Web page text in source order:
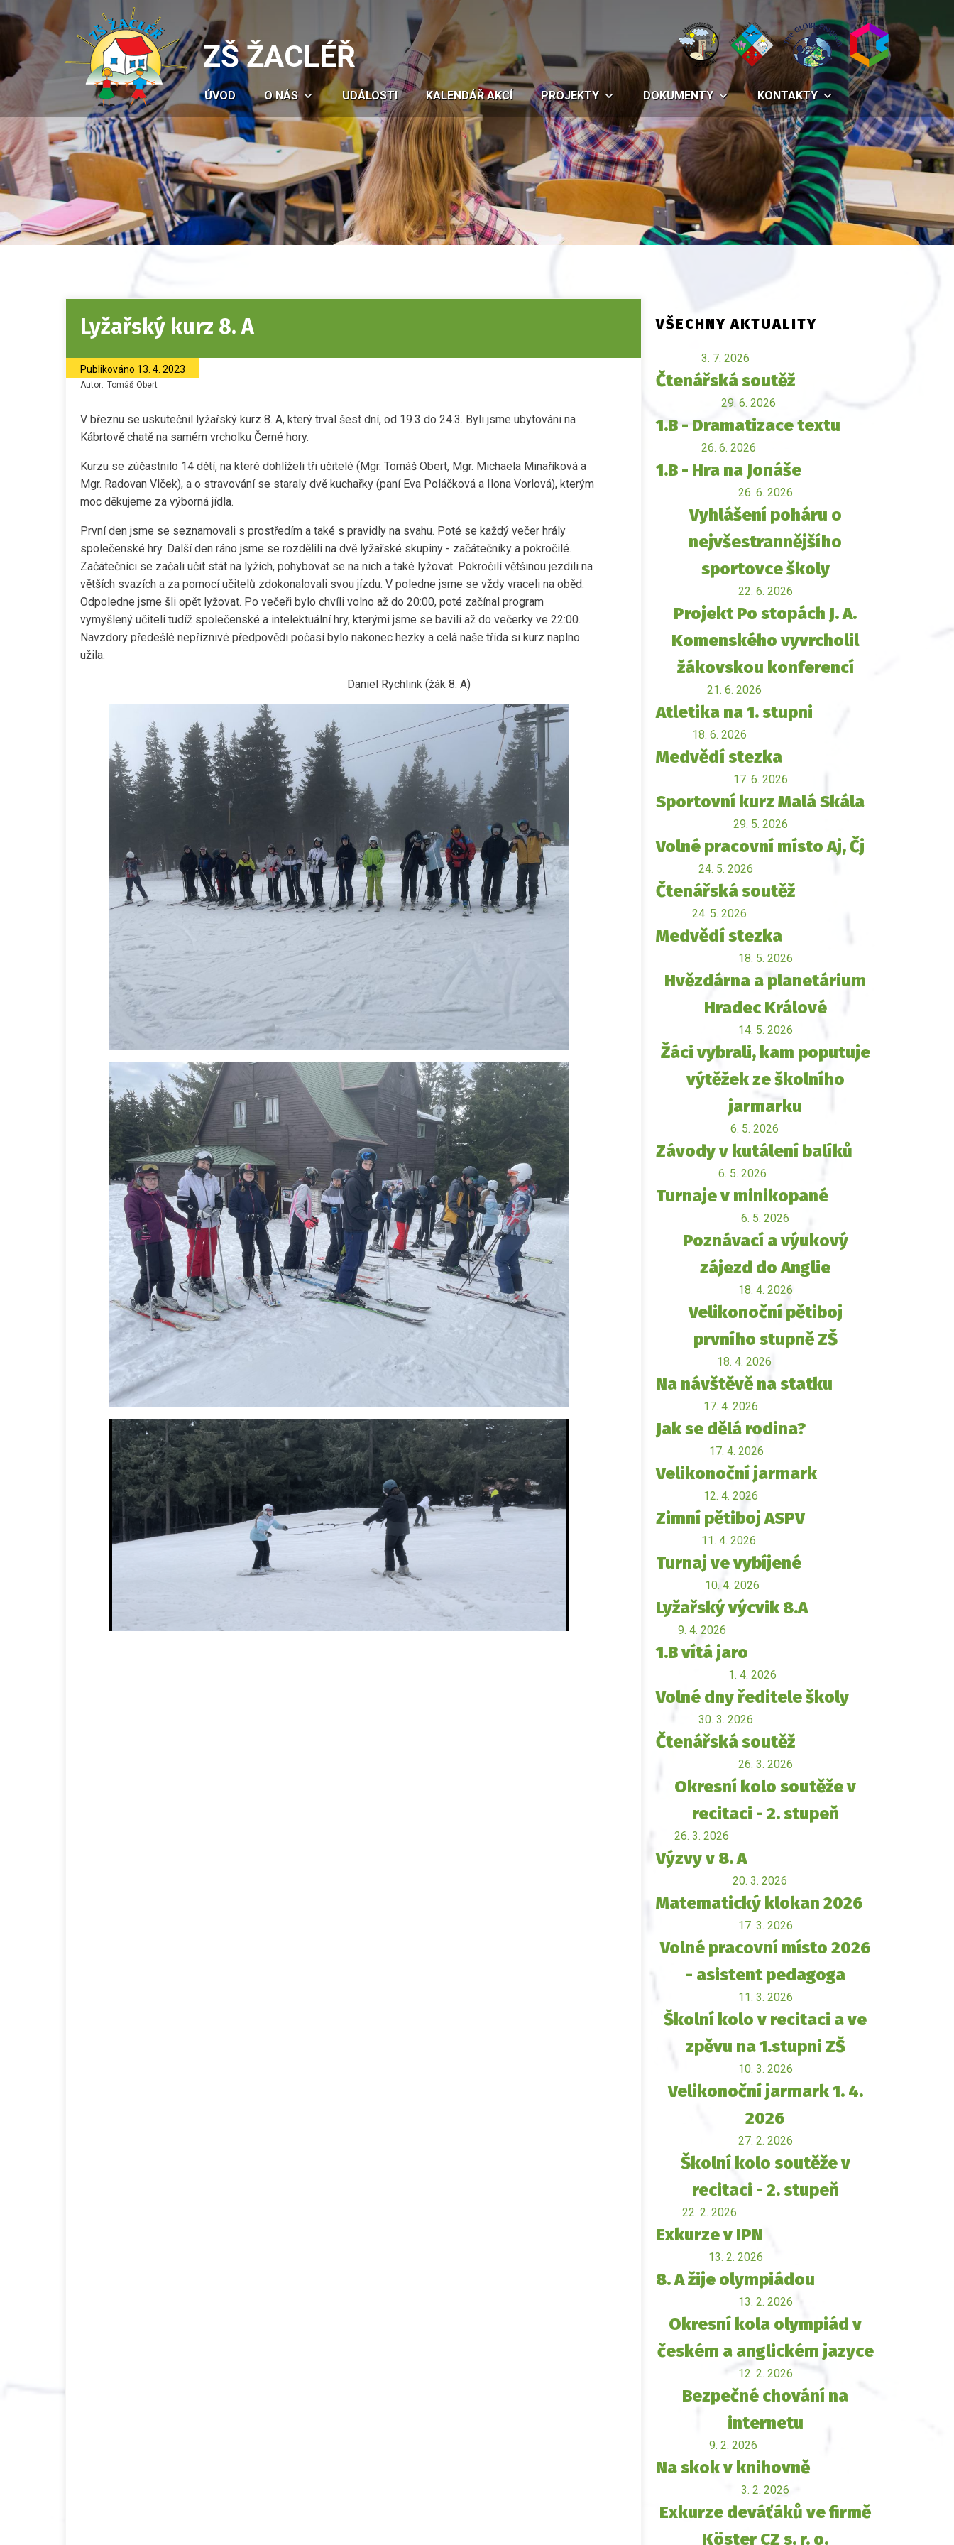
ZŠ ŽACLÉŘ
ÚVOD O NÁS UDÁLOSTI KALENDÁŘ AKCÍ PROJEKTY DOKUMENTY KONTAKTY
Lyžařský kurz 8. A
Publikováno 13. 4. 2023
Autor: Tomáš Obert
V březnu se uskutečnil lyžařský kurz 8. A, který trval šest dní, od 19.3 do 24.3. Byli jsme ubytováni na
Kábrtově chatě na samém vrcholku Černé hory.
Kurzu se zúčastnilo 14 dětí, na které dohlíželi tři učitelé (Mgr. Tomáš Obert, Mgr. Michaela Minaříková a
Mgr. Radovan Vlček), a o stravování se staraly dvě kuchařky (paní Eva Poláčková a Ilona Vorlová), kterým
moc děkujeme za výborná jídla.
První den jsme se seznamovali s prostředím a také s pravidly na svahu. Poté se každý večer hrály
společenské hry. Další den ráno jsme se rozdělili na dvě lyžařské skupiny - začátečníky a pokročilé.
Začátečníci se začali učit stát na lyžích, pohybovat se na nich a také lyžovat. Pokročilí většinou jezdili na
větších svazích a za pomocí učitelů zdokonalovali svou jízdu. V poledne jsme se vždy vraceli na oběd.
Odpoledne jsme šli opět lyžovat. Po večeři bylo chvíli volno až do 20:00, poté začínal program
vymyšlený učiteli tudíž společenské a intelektuální hry, kterými jsme se bavili až do večerky ve 22:00.
Navzdory předešlé nepříznivé předpovědi počasí bylo nakonec hezky a celá naše třída si kurz naplno
užila.
Daniel Rychlink (žák 8. A)
VŠECHNY AKTUALITY
3. 7. 2026
Čtenářská soutěž
29. 6. 2026
1.B - Dramatizace textu
26. 6. 2026
1.B - Hra na Jonáše
26. 6. 2026
Vyhlášení poháru o
nejvšestrannějšího
sportovce školy
22. 6. 2026
Projekt Po stopách J. A.
Komenského vyvrcholil
žákovskou konferencí
21. 6. 2026
Atletika na 1. stupni
18. 6. 2026
Medvědí stezka
17. 6. 2026
Sportovní kurz Malá Skála
29. 5. 2026
Volné pracovní místo Aj, Čj
24. 5. 2026
Čtenářská soutěž
24. 5. 2026
Medvědí stezka
18. 5. 2026
Hvězdárna a planetárium
Hradec Králové
14. 5. 2026
Žáci vybrali, kam poputuje
výtěžek ze školního
jarmarku
6. 5. 2026
Závody v kutálení balíků
6. 5. 2026
Turnaje v minikopané
6. 5. 2026
Poznávací a výukový
zájezd do Anglie
18. 4. 2026
Velikonoční pětiboj
prvního stupně ZŠ
18. 4. 2026
Na návštěvě na statku
17. 4. 2026
Jak se dělá rodina?
17. 4. 2026
Velikonoční jarmark
12. 4. 2026
Zimní pětiboj ASPV
11. 4. 2026
Turnaj ve vybíjené
10. 4. 2026
Lyžařský výcvik 8.A
9. 4. 2026
1.B vítá jaro
1. 4. 2026
Volné dny ředitele školy
30. 3. 2026
Čtenářská soutěž
26. 3. 2026
Okresní kolo soutěže v
recitaci - 2. stupeň
26. 3. 2026
Výzvy v 8. A
20. 3. 2026
Matematický klokan 2026
17. 3. 2026
Volné pracovní místo 2026
- asistent pedagoga
11. 3. 2026
Školní kolo v recitaci a ve
zpěvu na 1.stupni ZŠ
10. 3. 2026
Velikonoční jarmark 1. 4.
2026
27. 2. 2026
Školní kolo soutěže v
recitaci - 2. stupeň
22. 2. 2026
Exkurze v IPN
13. 2. 2026
8. A žije olympiádou
13. 2. 2026
Okresní kola olympiád v
českém a anglickém jazyce
12. 2. 2026
Bezpečné chování na
internetu
9. 2. 2026
Na skok v knihovně
3. 2. 2026
Exkurze deváťáků ve firmě
Köster CZ s. r. o.